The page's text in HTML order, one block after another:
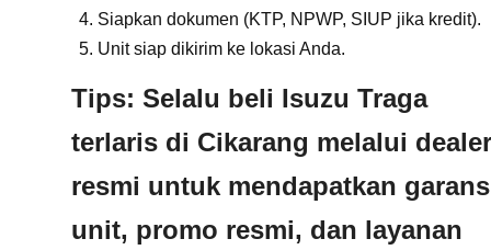
Siapkan dokumen (KTP, NPWP, SIUP jika kredit).
Unit siap dikirim ke lokasi Anda.
Tips: Selalu beli Isuzu Traga
terlaris di Cikarang melalui dealer
resmi untuk mendapatkan
unit, promo resmi, dan layanan